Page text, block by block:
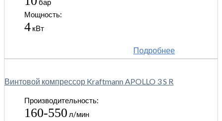
бар
Мощность:
4 кВт
Подробнее
Винтовой компрессор Kraftmann APOLLO 3 S R
Производительность:
160-550 л/мин